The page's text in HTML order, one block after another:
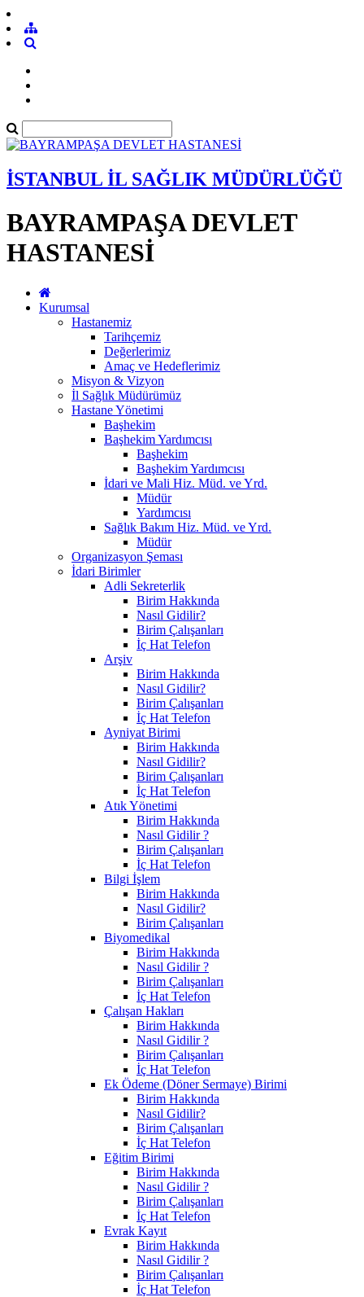
İSTANBUL İL SAĞLIK MÜDÜRLÜĞÜ
BAYRAMPAŞA DEVLET
HASTANESİ
Kurumsal
Hastanemiz
Tarihçemiz
Değerlerimiz
Amaç ve Hedeflerimiz
Misyon & Vizyon
İl Sağlık Müdürümüz
Hastane Yönetimi
Başhekim
Başhekim Yardımcısı
Başhekim
Başhekim Yardımcısı
İdari ve Mali Hiz. Müd. ve Yrd.
Müdür
Yardımcısı
Sağlık Bakım Hiz. Müd. ve Yrd.
Müdür
Organizasyon Şeması
İdari Birimler
Adli Sekreterlik
Birim Hakkında
Nasıl Gidilir?
Birim Çalışanları
İç Hat Telefon
Arşiv
Birim Hakkında
Nasıl Gidilir?
Birim Çalışanları
İç Hat Telefon
Ayniyat Birimi
Birim Hakkında
Nasıl Gidilir?
Birim Çalışanları
İç Hat Telefon
Atık Yönetimi
Birim Hakkında
Nasıl Gidilir ?
Birim Çalışanları
İç Hat Telefon
Bilgi İşlem
Birim Hakkında
Nasıl Gidilir?
Birim Çalışanları
Biyomedikal
Birim Hakkında
Nasıl Gidilir ?
Birim Çalışanları
İç Hat Telefon
Çalışan Hakları
Birim Hakkında
Nasıl Gidilir ?
Birim Çalışanları
İç Hat Telefon
Ek Ödeme (Döner Sermaye) Birimi
Birim Hakkında
Nasıl Gidilir?
Birim Çalışanları
İç Hat Telefon
Eğitim Birimi
Birim Hakkında
Nasıl Gidilir ?
Birim Çalışanları
İç Hat Telefon
Evrak Kayıt
Birim Hakkında
Nasıl Gidilir ?
Birim Çalışanları
İç Hat Telefon